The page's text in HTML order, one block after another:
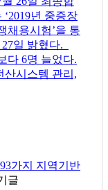
년 중증장
채용시험’을 통
일 밝혔다.
다 6명 늘었다.
산시스템 관리,
가지 지역기반